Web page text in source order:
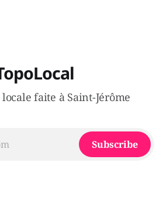
faite à Saint-Jérôme
Subscribe